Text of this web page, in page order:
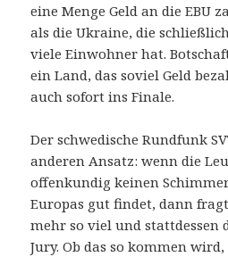
eine Menge Geld an die EBU
als die Ukraine, die
viele Einwohner hat.
ein Land, das soviel Geld
auch sofort ins Finale.
Der schwedische Rundfunk
anderen Ansatz: wenn die
offenkundig keinen
Europas gut findet, dann
mehr so viel und stattdessen
Jury. Ob das so kommen